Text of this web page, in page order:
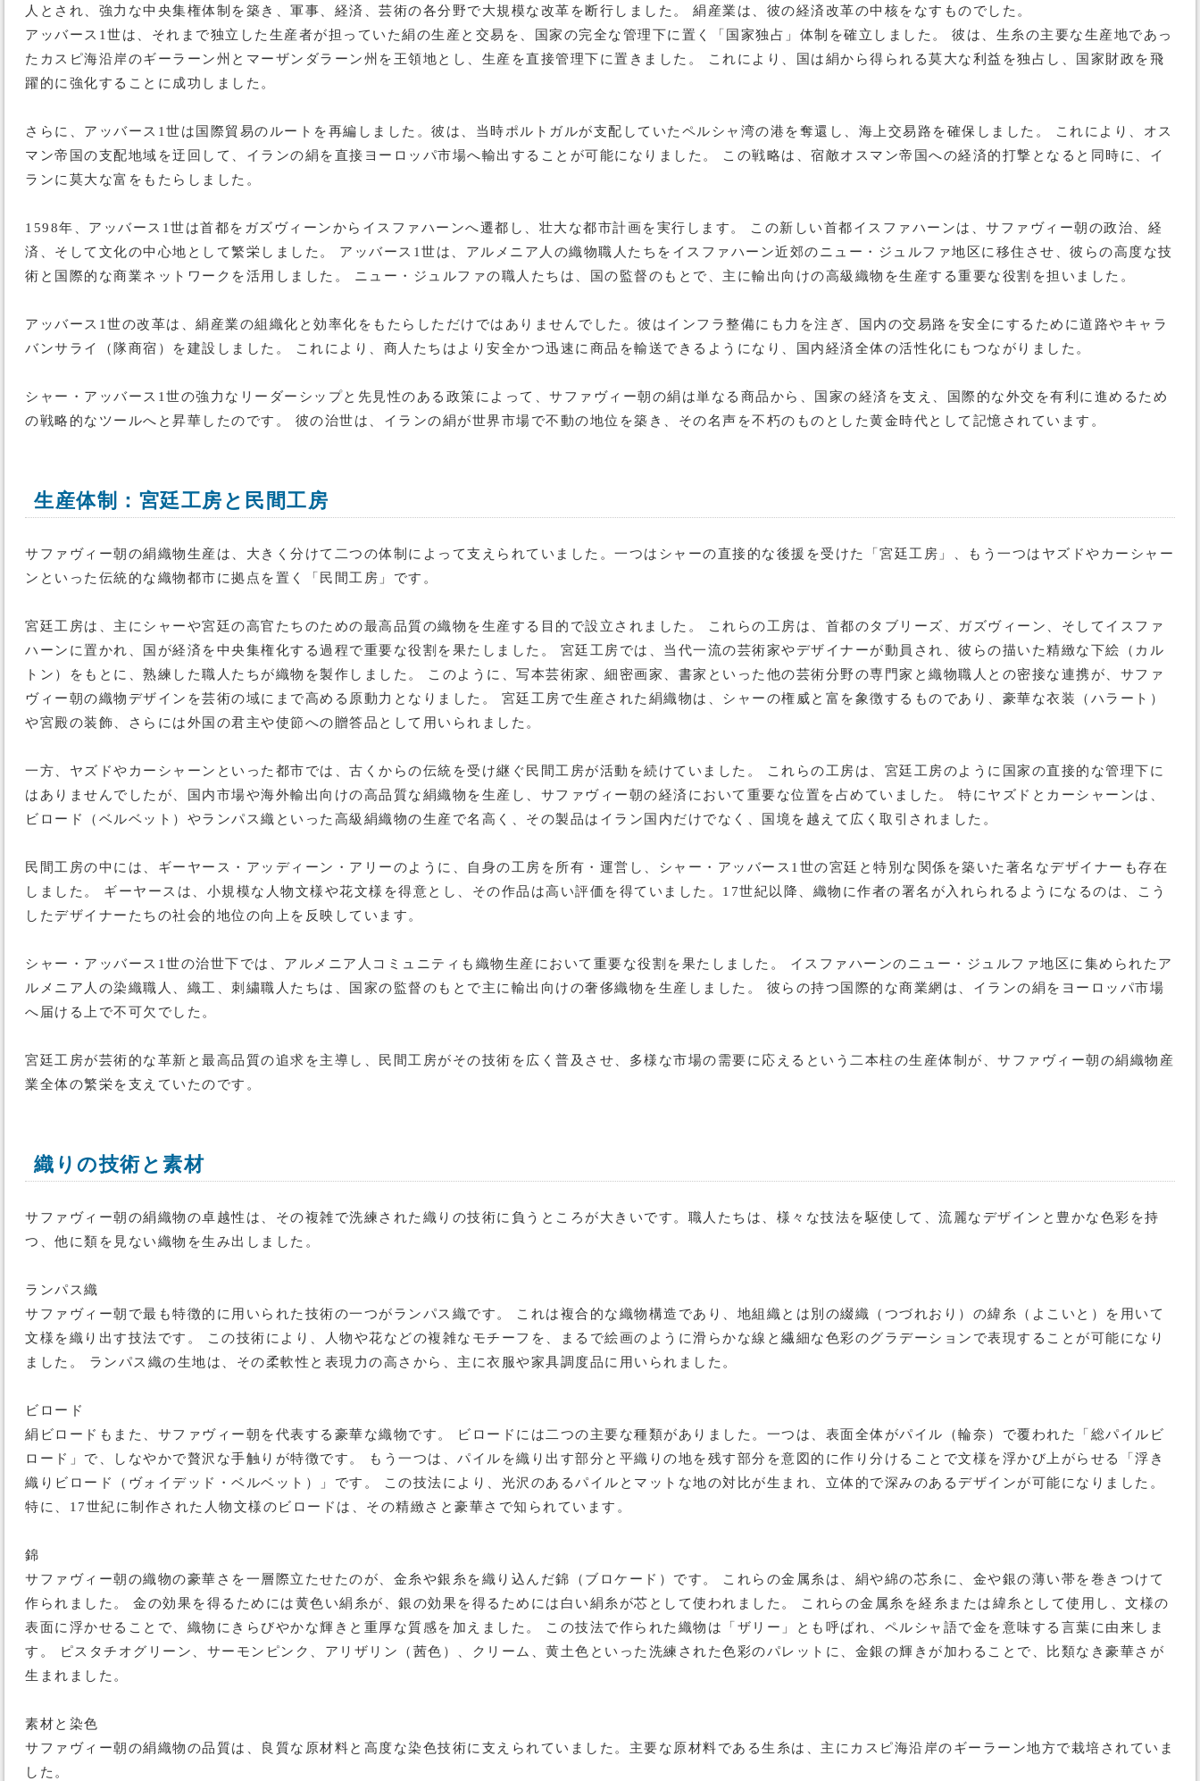
人とされ、強力な中央集権体制を築き、軍事、経済、芸術の各分野で大規模な改革を断行しました。 絹産業は、彼の経済改革の中核をなすものでした。
アッバース1世は、それまで独立した生産者が担っていた絹の生産と交易を、国家の完全な管理下に置く「国家独占」体制を確立しました。 彼は、生糸の主要な生産地であっ
たカスピ海沿岸のギーラーン州とマーザンダラーン州を王領地とし、生産を直接管理下に置きました。 これにより、国は絹から得られる莫大な利益を独占し、国家財政を飛
躍的に強化することに成功しました。
さらに、アッバース1世は国際貿易のルートを再編しました。彼は、当時ポルトガルが支配していたペルシャ湾の港を奪還し、海上交易路を確保しました。 これにより、オス
マン帝国の支配地域を迂回して、イランの絹を直接ヨーロッパ市場へ輸出することが可能になりました。 この戦略は、宿敵オスマン帝国への経済的打撃となると同時に、イ
ランに莫大な富をもたらしました。
1598年、アッバース1世は首都をガズヴィーンからイスファハーンへ遷都し、壮大な都市計画を実行します。 この新しい首都イスファハーンは、サファヴィー朝の政治、経
済、そして文化の中心地として繁栄しました。 アッバース1世は、アルメニア人の織物職人たちをイスファハーン近郊のニュー・ジュルファ地区に移住させ、彼らの高度な技
術と国際的な商業ネットワークを活用しました。 ニュー・ジュルファの職人たちは、国の監督のもとで、主に輸出向けの高級織物を生産する重要な役割を担いました。
アッバース1世の改革は、絹産業の組織化と効率化をもたらしただけではありませんでした。彼はインフラ整備にも力を注ぎ、国内の交易路を安全にするために道路やキャラ
バンサライ（隊商宿）を建設しました。 これにより、商人たちはより安全かつ迅速に商品を輸送できるようになり、国内経済全体の活性化にもつながりました。
シャー・アッバース1世の強力なリーダーシップと先見性のある政策によって、サファヴィー朝の絹は単なる商品から、国家の経済を支え、国際的な外交を有利に進めるため
の戦略的なツールへと昇華したのです。 彼の治世は、イランの絹が世界市場で不動の地位を築き、その名声を不朽のものとした黄金時代として記憶されています。
生産体制：宮廷工房と民間工房
サファヴィー朝の絹織物生産は、大きく分けて二つの体制によって支えられていました。一つはシャーの直接的な後援を受けた「宮廷工房」、もう一つはヤズドやカーシャー
ンといった伝統的な織物都市に拠点を置く「民間工房」です。
宮廷工房は、主にシャーや宮廷の高官たちのための最高品質の織物を生産する目的で設立されました。 これらの工房は、首都のタブリーズ、ガズヴィーン、そしてイスファ
ハーンに置かれ、国が経済を中央集権化する過程で重要な役割を果たしました。 宮廷工房では、当代一流の芸術家やデザイナーが動員され、彼らの描いた精緻な下絵（カル
トン）をもとに、熟練した職人たちが織物を製作しました。 このように、写本芸術家、細密画家、書家といった他の芸術分野の専門家と織物職人との密接な連携が、サファ
ヴィー朝の織物デザインを芸術の域にまで高める原動力となりました。 宮廷工房で生産された絹織物は、シャーの権威と富を象徴するものであり、豪華な衣装（ハラート）
や宮殿の装飾、さらには外国の君主や使節への贈答品として用いられました。
一方、ヤズドやカーシャーンといった都市では、古くからの伝統を受け継ぐ民間工房が活動を続けていました。 これらの工房は、宮廷工房のように国家の直接的な管理下に
はありませんでしたが、国内市場や海外輸出向けの高品質な絹織物を生産し、サファヴィー朝の経済において重要な位置を占めていました。 特にヤズドとカーシャーンは、
ビロード（ベルベット）やランパス織といった高級絹織物の生産で名高く、その製品はイラン国内だけでなく、国境を越えて広く取引されました。
民間工房の中には、ギーヤース・アッディーン・アリーのように、自身の工房を所有・運営し、シャー・アッバース1世の宮廷と特別な関係を築いた著名なデザイナーも存在
しました。 ギーヤースは、小規模な人物文様や花文様を得意とし、その作品は高い評価を得ていました。17世紀以降、織物に作者の署名が入れられるようになるのは、こう
したデザイナーたちの社会的地位の向上を反映しています。
シャー・アッバース1世の治世下では、アルメニア人コミュニティも織物生産において重要な役割を果たしました。 イスファハーンのニュー・ジュルファ地区に集められたア
ルメニア人の染織職人、織工、刺繍職人たちは、国家の監督のもとで主に輸出向けの奢侈織物を生産しました。 彼らの持つ国際的な商業網は、イランの絹をヨーロッパ市場
へ届ける上で不可欠でした。
宮廷工房が芸術的な革新と最高品質の追求を主導し、民間工房がその技術を広く普及させ、多様な市場の需要に応えるという二本柱の生産体制が、サファヴィー朝の絹織物産
業全体の繁栄を支えていたのです。
織りの技術と素材
サファヴィー朝の絹織物の卓越性は、その複雑で洗練された織りの技術に負うところが大きいです。職人たちは、様々な技法を駆使して、流麗なデザインと豊かな色彩を持
つ、他に類を見ない織物を生み出しました。
ランパス織
サファヴィー朝で最も特徴的に用いられた技術の一つがランパス織です。 これは複合的な織物構造であり、地組織とは別の綴織（つづれおり）の緯糸（よこいと）を用いて
文様を織り出す技法です。 この技術により、人物や花などの複雑なモチーフを、まるで絵画のように滑らかな線と繊細な色彩のグラデーションで表現することが可能になり
ました。 ランパス織の生地は、その柔軟性と表現力の高さから、主に衣服や家具調度品に用いられました。
ビロード
絹ビロードもまた、サファヴィー朝を代表する豪華な織物です。 ビロードには二つの主要な種類がありました。一つは、表面全体がパイル（輪奈）で覆われた「総パイルビ
ロード」で、しなやかで贅沢な手触りが特徴です。 もう一つは、パイルを織り出す部分と平織りの地を残す部分を意図的に作り分けることで文様を浮かび上がらせる「浮き
織りビロード（ヴォイデッド・ベルベット）」です。 この技法により、光沢のあるパイルとマットな地の対比が生まれ、立体的で深みのあるデザインが可能になりました。
特に、17世紀に制作された人物文様のビロードは、その精緻さと豪華さで知られています。
錦
サファヴィー朝の織物の豪華さを一層際立たせたのが、金糸や銀糸を織り込んだ錦（ブロケード）です。 これらの金属糸は、絹や綿の芯糸に、金や銀の薄い帯を巻きつけて
作られました。 金の効果を得るためには黄色い絹糸が、銀の効果を得るためには白い絹糸が芯として使われました。 これらの金属糸を経糸または緯糸として使用し、文様の
表面に浮かせることで、織物にきらびやかな輝きと重厚な質感を加えました。 この技法で作られた織物は「ザリー」とも呼ばれ、ペルシャ語で金を意味する言葉に由来しま
す。 ピスタチオグリーン、サーモンピンク、アリザリン（茜色）、クリーム、黄土色といった洗練された色彩のパレットに、金銀の輝きが加わることで、比類なき豪華さが
生まれました。
素材と染色
サファヴィー朝の絹織物の品質は、良質な原材料と高度な染色技術に支えられていました。主要な原材料である生糸は、主にカスピ海沿岸のギーラーン地方で栽培されていま
した。